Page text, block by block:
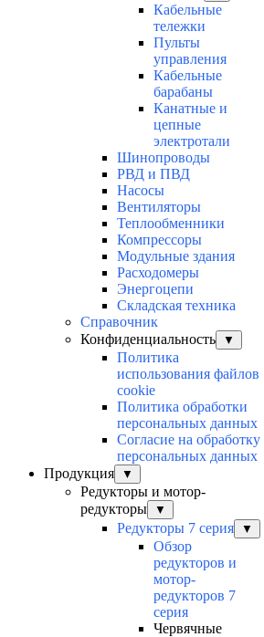
Кабельные
тележки
Пульты
управления
Кабельные
барабаны
Канатные и
цепные
электротали
Шинопроводы
РВД и ПВД
Насосы
Вентиляторы
Теплообменники
Компрессоры
Модульные здания
Расходомеры
Энергоцепи
Складская техника
Справочник
Конфиденциальность
▼
Политика
использования файлов
cookie
Политика обработки
персональных данных
Согласие на обработку
персональных данных
Продукция
▼
Редукторы и мотор-
редукторы
▼
Редукторы 7 серия ▼
Обзор
редукторов и
мотор-
редукторов 7
серия
Червячные